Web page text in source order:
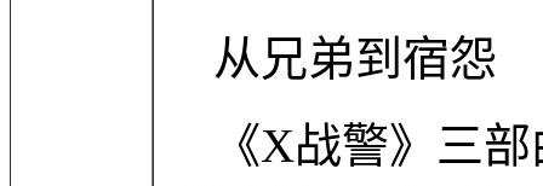
从兄弟到宿怨
《X战警》三部